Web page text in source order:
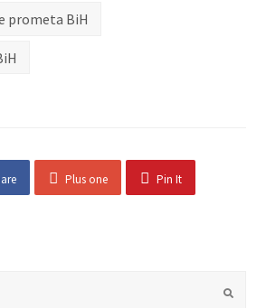
prometa BiH
Plus one Pin It
Submit